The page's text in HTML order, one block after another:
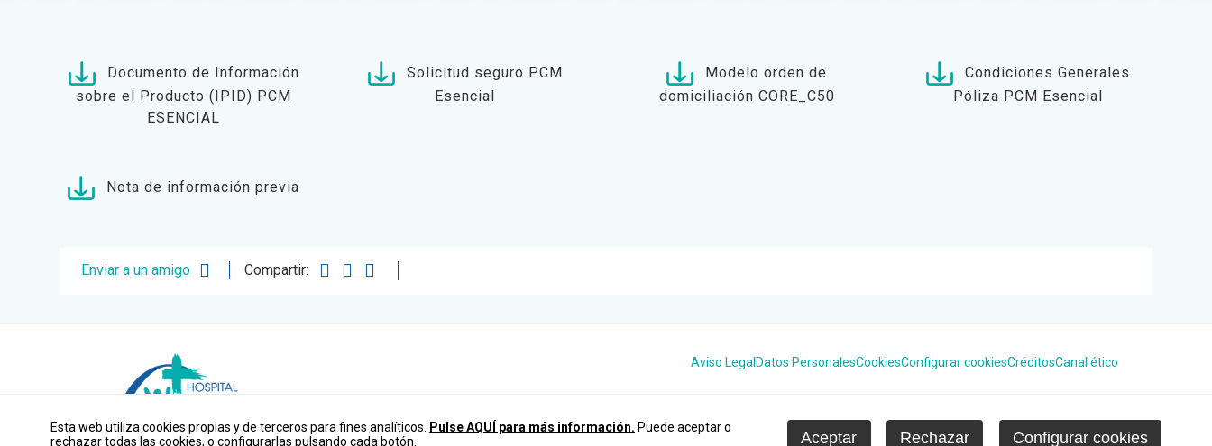
Documento de Información
sobre el Producto (IPID) PCM
ESENCIAL
Solicitud seguro PCM
Esencial
Modelo orden de
domiciliación CORE_C50
Condiciones Generales
Póliza PCM Esencial
Nota de información previa
Enviar a un amigo Compartir:
Aviso Legal Datos PersonalesCookiesConfigurar cookiesCréditosCanal ético
Esta web utiliza cookies propias y de terceros para fines analíticos. Pulse AQUÍ para más información. Puede aceptar o
rechazar todas las cookies, o configurarlas pulsando cada botón.
Aceptar Rechazar Configurar cookies